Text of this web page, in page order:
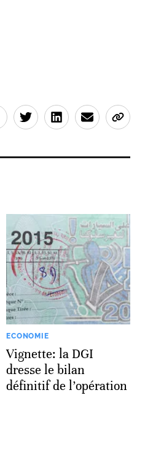
ECONOMIE
Vignette: la DGI
dresse le bilan
définitif de l’opération